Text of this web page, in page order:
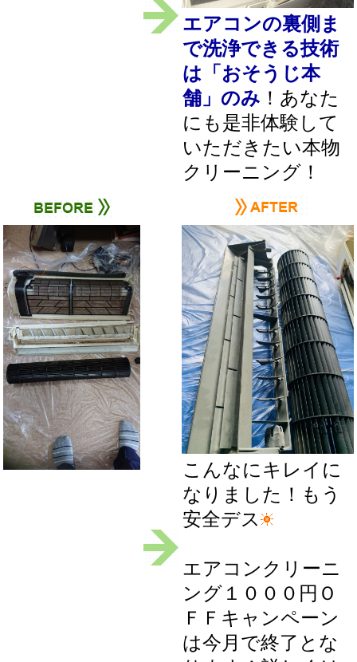
エアコンの裏側ま
で洗浄できる技術
は「おそうじ本
舗」のみ ！あなた
にも是非体験して
いただきたい本物
クリーニング！
こんなにキレイに
なりました！もう
安全デス
エアコンクリーニ
ング１０００円Ｏ
ＦＦキャンペーン
は今月で終了とな